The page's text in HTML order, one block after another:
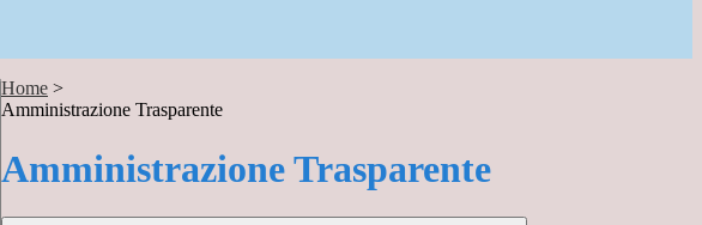
Home >
Amministrazione Trasparente
Amministrazione Trasparente